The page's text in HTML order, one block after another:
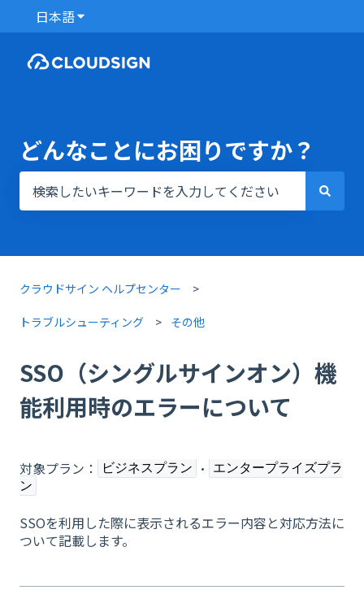
日本語翻訳のサブメニューを表示
どんなことにお困りですか？
クラウドサイン ヘルプセンター
トラブルシューティング その他
SSO（シングルサインオン）機
能利用時のエラーについて
対象プラン： ビジネスプラン ・
エンタープライズプラ
ン
SSOを利用した際に表示されるエラー内容と対応方法に
ついて記載します。